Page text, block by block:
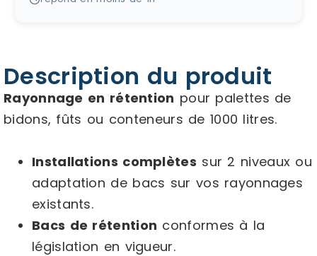
Description du produit
Rayonnage en rétention pour palettes de
bidons, fûts ou conteneurs de 1000 litres.
Installations complètes sur 2 niveaux ou
adaptation de bacs sur vos rayonnages
existants.
Bacs de rétention conformes à la
législation en vigueur.